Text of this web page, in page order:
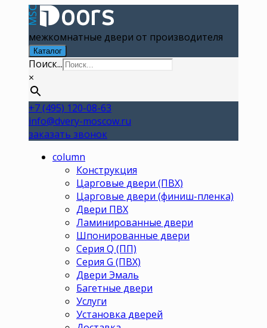
межкомнатные двери от производителя
Каталог
Поиск...
×
+7 (495) 120-08-63
info@dvery-moscow.ru
заказать звонок
column
Конструкция
Царговые двери (ПВХ)
Царговые двери (финиш-пленка)
Двери ПВХ
Ламинированные двери
Шпонированные двери
Серия Q (ПП)
Серия G (ПВХ)
Двери Эмаль
Багетные двери
Услуги
Установка дверей